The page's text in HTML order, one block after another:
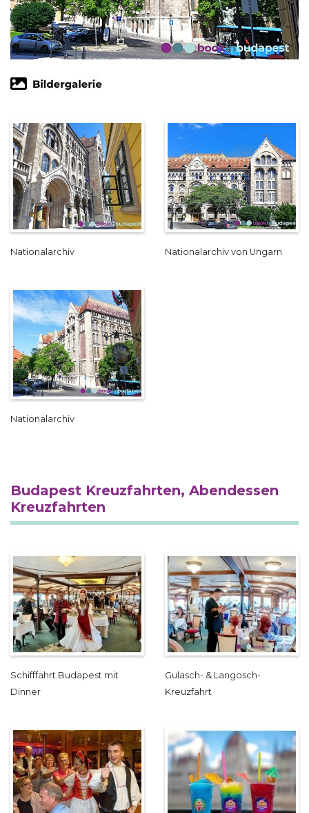
Nationalarchiv Nationalarchiv von Ungarn
Nationalarchiv
Budapest Kreuzfahrten, Abendessen
Kreuzfahrten
Schifffahrt Budapest mit
Dinner
Gulasch- & Langosch-
Kreuzfahrt